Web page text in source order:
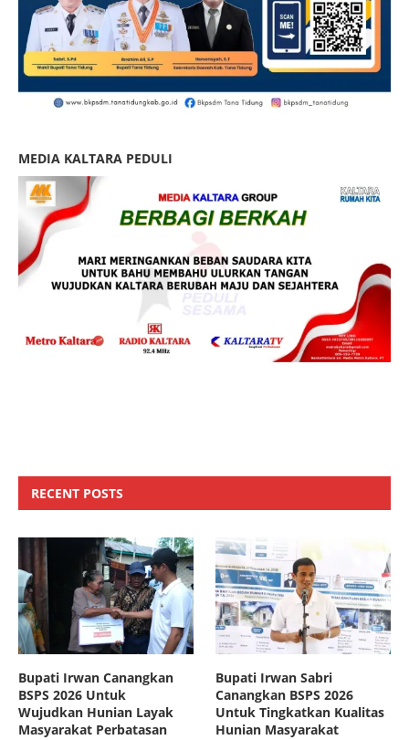
MEDIA KALTARA PEDULI
RECENT POSTS
Bupati Irwan Canangkan
BSPS 2026 Untuk
Wujudkan Hunian Layak
Masyarakat Perbatasan
Bupati Irwan Sabri
Canangkan BSPS 2026
Untuk Tingkatkan Kualitas
Hunian Masyarakat